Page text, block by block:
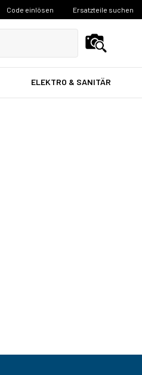
Code einlösen Ersatzteile suchen
ELEKTRO & SANITÄR